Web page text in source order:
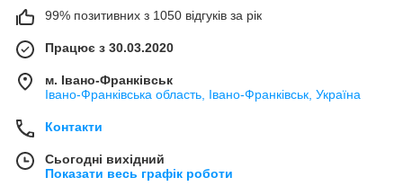
99% позитивних з 1050 відгуків за рік
Працює з 30.03.2020
м. Івано-Франківськ
Івано-Франківська область, Івано-Франківськ, Україна
Контакти
Сьогодні вихідний
Показати весь графік роботи